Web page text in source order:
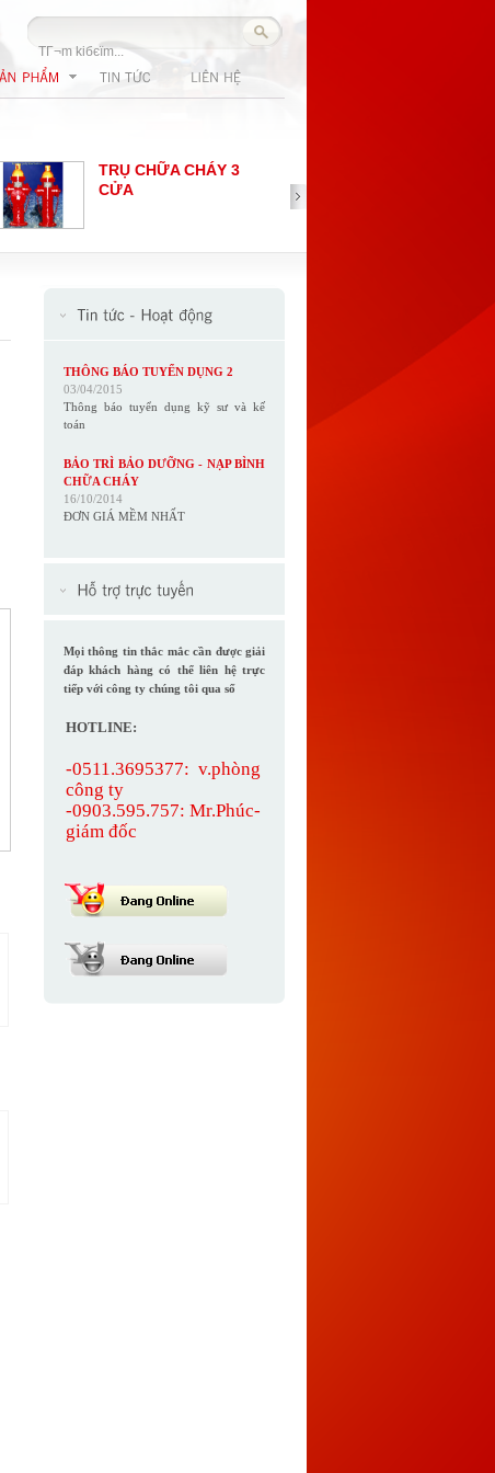
TRỤ TIẾP NƯỚC
CHỮA CHÁY 2 CỬA
THÔNG BÁO TUYỂN DỤNG 2
03/04/2015
Thông báo tuyển dụng kỹ sư và kế
toán
BẢO TRÌ BẢO DƯỠNG - NẠP BÌNH
CHỮA CHÁY
16/10/2014
ĐƠN GIÁ MỀM NHẤT
Mọi thông tin thắc mắc cần được giải
đáp khách hàng có thể liên hệ trực
tiếp với công ty chúng tôi qua số
HOTLINE:
-0511.3695377: v.phòng
công ty
-0903.595.757: Mr.Phúc-
giám đốc